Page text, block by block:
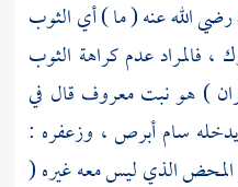
رضي الله عنه ( ما ) أي الثوب
فالمراد عدم كراهة الثوب
) هو نبت معروف قال في
سام أبرص ، وزعفره :
الذي ليس معه غيره (